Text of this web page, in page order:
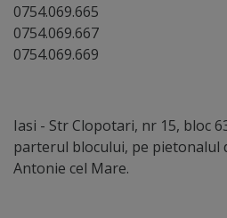
0754.069.665
0754.069.667
0754.069.669
Iasi - Str Clopotari, nr 15, bloc
parterul blocului, pe pietonalul
Antonie cel Mare.